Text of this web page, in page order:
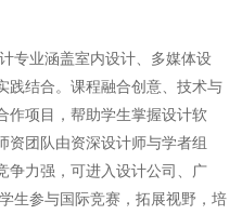
专业涵盖室内设计、多媒体设
践结合。课程融合创意、技术与
作项目，帮助学生掌握设计软
资团队由资深设计师与学者组
争力强，可进入设计公司、广
生参与国际竞赛，拓展视野，培